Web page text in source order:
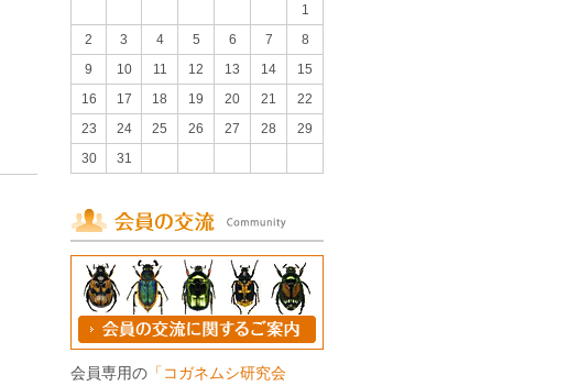
1
2
3 4 5 6 7
8
9
10 11 12 13 14
15
16
17 18 19 20 21
22
23
24 25 26 27 28
29
30
31
会員専用の 「コガネムシ研究会